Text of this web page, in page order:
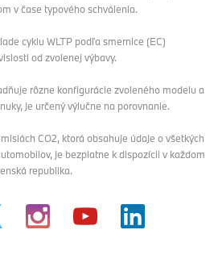
v čase typového schválenia.
cyklu WLTP podľa smernice (EC)
od zvolenej výbavy.
rôzne konfigurácie zvoleného modelu a
je určený výlučne na porovnanie.
CO2, ktorá obsahuje údaje o všetkých
je bezplatne k dispozícii v každom
republika.